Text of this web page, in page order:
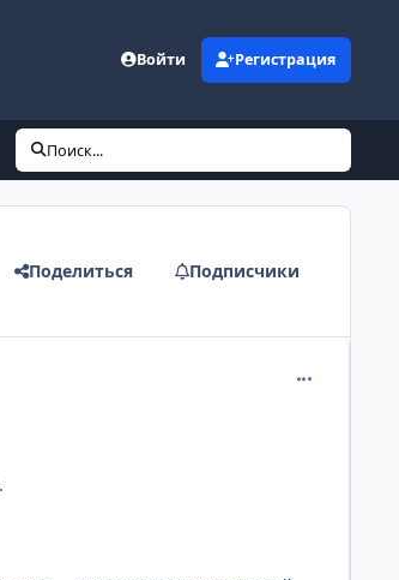
Войти Регистрация
Поиск...
Поделиться Подписчики